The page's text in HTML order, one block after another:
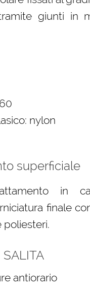
giunti in
nylon
superficiale
in
finale
poliesteri.
SALITA
antiorario